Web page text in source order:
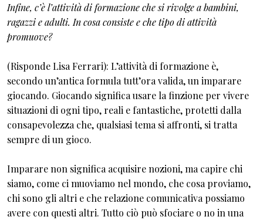
Infine, c’è l’attività di formazione che si rivolge a bambini,
ragazzi e adulti. In cosa consiste e che tipo di attività
promuove?
(Risponde Lisa Ferrari): L’attività di formazione è,
secondo un’antica formula tutt’ora valida, un imparare
giocando. Giocando significa usare la finzione per vivere
situazioni di ogni tipo, reali e fantastiche, protetti dalla
consapevolezza che, qualsiasi tema si affronti, si tratta
sempre di un gioco.
Imparare non significa acquisire nozioni, ma capire chi
siamo, come ci muoviamo nel mondo, che cosa proviamo,
chi sono gli altri e che relazione comunicativa possiamo
avere con questi altri. Tutto ciò può sfociare o no in una